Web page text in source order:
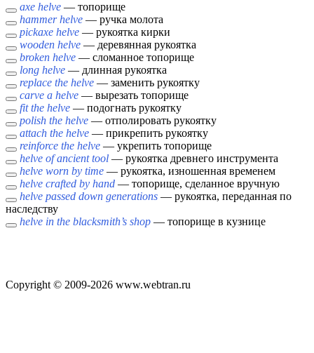
axe helve — топорище
hammer helve — ручка молота
pickaxe helve — рукоятка кирки
wooden helve — деревянная рукоятка
broken helve — сломанное топорище
long helve — длинная рукоятка
replace the helve — заменить рукоятку
carve a helve — вырезать топорище
fit the helve — подогнать рукоятку
polish the helve — отполировать рукоятку
attach the helve — прикрепить рукоятку
reinforce the helve — укрепить топорище
helve of ancient tool — рукоятка древнего инструмента
helve worn by time — рукоятка, изношенная временем
helve crafted by hand — топорище, сделанное вручную
helve passed down generations — рукоятка, переданная по
наследству
helve in the blacksmith’s shop — топорище в кузнице
Copyright © 2009-2026 www.webtran.ru